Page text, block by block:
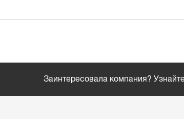
Заинтересовала компания?